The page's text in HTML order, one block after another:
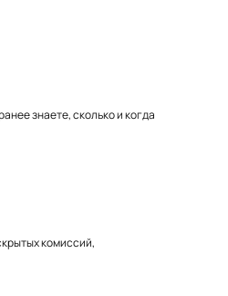
знаете, сколько и когда
комиссий,